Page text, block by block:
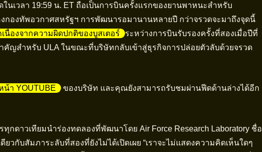
ในเวลา 19:59 น. ET ถือเป็นการบินครั้งแรกของยานพาหนะสำหรับ
กองทัพอวกาศสหรัฐฯ การพัฒนารอมานานหลายปี กว่าจรวดจะมาถึงจุดนี้
นื่องจากความผิดปกติของบูสเตอร์
ระหว่างการบินรับรองครั้งที่สองเมื่อปีที่
คัญสำหรับ ULA ในขณะที่บริษัทกลับเข้าสู่ธุรกิจการปล่อยตัวลับด้วยจรวด
น้า YOUTUBE
ของบริษัท และคุณยังสามารถรับชมผ่านฟีดด้านล่างได้อีก
ทุกดาวเทียมนำร่องทดลองที่พัฒนาโดย Air Force Research Laboratory ชื่อ
ยวกับสัมภาระลับที่สองที่ยังไม่ได้เปิดเผย “เราจะไม่แสดงความคิดเห็นใดๆ